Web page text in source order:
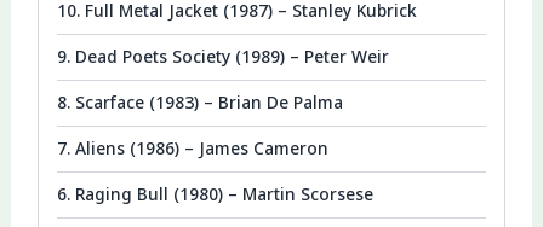
10. Full Metal Jacket (1987) – Stanley Kubrick
9. Dead Poets Society (1989) – Peter Weir
8. Scarface (1983) – Brian De Palma
7. Aliens (1986) – James Cameron
6. Raging Bull (1980) – Martin Scorsese